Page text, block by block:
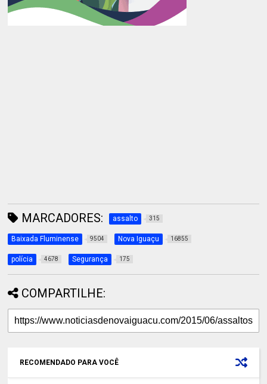
MARCADORES: assalto 315
Baixada Fluminense 9504 Nova Iguaçu 16855
polícia 4678 Segurança 175
COMPARTILHE:
RECOMENDADO PARA VOCÊ